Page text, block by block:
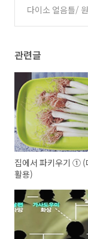
(20)
다이소 얼음틀/
관련글
집에서 파키우기 ① (
활용)